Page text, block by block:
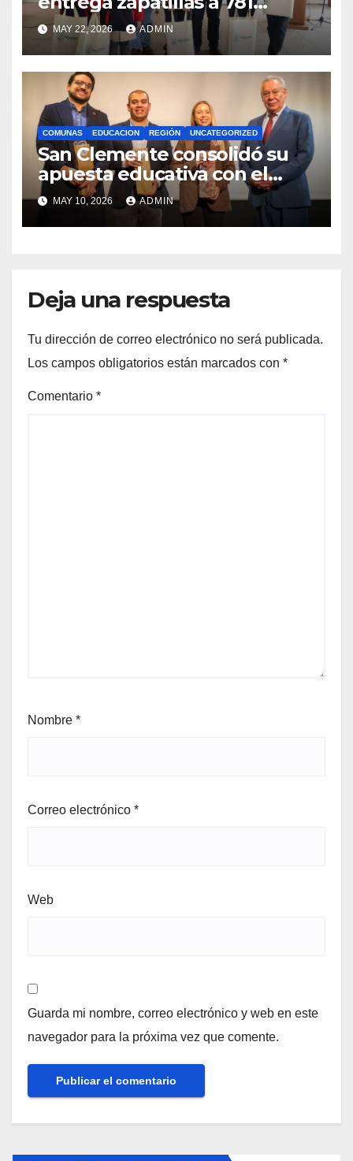
estudiantes con recursos del
Royalty Minero
MAY 22, 2026 ADMIN
COMUNAS EDUCACION REGIÓN UNCATEGORIZED
San Clemente consolidó su
apuesta educativa con el
lanzamiento del
Preuniversitario Brotes 2026
MAY 10, 2026 ADMIN
Deja una respuesta
Tu dirección de correo electrónico no será publicada.
Los campos obligatorios están marcados con *
Comentario *
Nombre *
Correo electrónico *
Web
Guarda mi nombre, correo electrónico y web en este
navegador para la próxima vez que comente.